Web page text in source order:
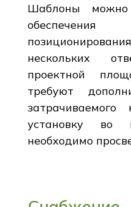
Шаблоны можно
нескольких
проектной
требуют
установку во
необходимо